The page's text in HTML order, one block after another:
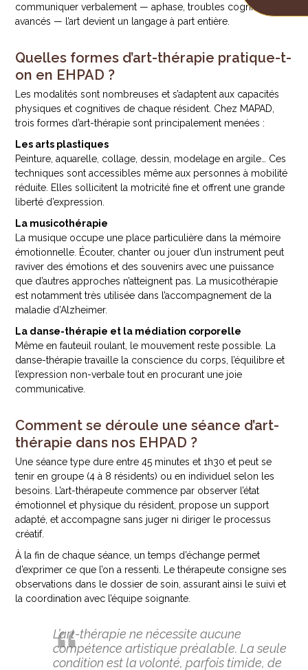
communiquer verbalement — aphase, troubles cognitifs
avancés — l’art devient un langage à part entière.
Quelles formes d’art-thérapie pratique-t-
on en EHPAD ?
Les modalités sont nombreuses et s’adaptent aux capacités
physiques et cognitives de chaque résident. Chez MAPAD,
trois formes d’art-thérapie sont principalement menées :
Les arts plastiques
Peinture, aquarelle, collage, dessin, modelage en argile… Ces
techniques sont accessibles même aux personnes à mobilité
réduite. Elles sollicitent la motricité fine et offrent une grande
liberté d’expression.
La musicothérapie
La musique occupe une place particulière dans la mémoire
émotionnelle. Écouter, chanter ou jouer d’un instrument peut
raviver des émotions et des souvenirs avec une puissance
que d’autres approches n’atteignent pas. La musicothérapie
est notamment très utilisée dans l’accompagnement de la
maladie d’Alzheimer.
La danse-thérapie et la médiation corporelle
Même en fauteuil roulant, le mouvement reste possible. La
danse-thérapie travaille la conscience du corps, l’équilibre et
l’expression non-verbale tout en procurant une joie
communicative.
Comment se déroule une séance d’art-
thérapie dans nos EHPAD ?
Une séance type dure entre 45 minutes et 1h30 et peut se
tenir en groupe (4 à 8 résidents) ou en individuel selon les
besoins. L’art-thérapeute commence par observer l’état
émotionnel et physique du résident, propose un support
adapté, et accompagne sans juger ni diriger le processus
créatif.
À la fin de chaque séance, un temps d’échange permet
d’exprimer ce que l’on a ressenti. Le thérapeute consigne ses
observations dans le dossier de soin, assurant ainsi le suivi et
la coordination avec l’équipe soignante.
L’art-thérapie ne nécessite aucune
compétence artistique préalable. La seule
condition est la volonté, parfois timide, de